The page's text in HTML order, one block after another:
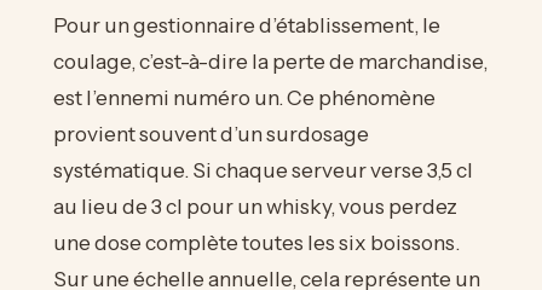
Pour un gestionnaire d’établissement, le
coulage, c’est-à-dire la perte de marchandise,
est l’ennemi numéro un. Ce phénomène
provient souvent d’un surdosage
systématique. Si chaque serveur verse 3,5 cl
au lieu de 3 cl pour un whisky, vous perdez
une dose complète toutes les six boissons.
Sur une échelle annuelle, cela représente un